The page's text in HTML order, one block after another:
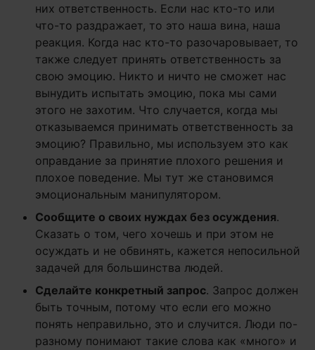
них ответственность. Если нас кто-то или
что-то раздражает, то это наша вина, наша
реакция. Когда нас кто-то разочаровывает, то
также следует принять ответственность за
свою эмоцию. Никто и ничто не сможет нас
вынудить испытать эмоцию, пока мы сами
этого не захотим. Что случается, когда мы
отказываемся принимать ответственность за
эмоцию? Правильно, мы используем это как
оправдание за принятие плохого решения и
плохое поведение. Мы тут же становимся
эмоциональным манипулятором.
Сообщите о своих нуждах без осуждения.
Сказать о том, чего хочешь и при этом не
осуждать и не обвинять, кажется непосильной
задачей для большинства людей.
Сделайте конкретный запрос. Запрос должен
быть точным, потому что если его можно
понять неправильно, это и случится. Люди по-
разному понимают такие слова как «много» и